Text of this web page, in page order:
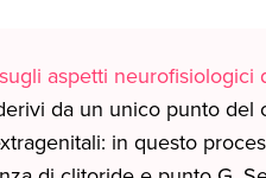
aspetti neurofisiologici
da un unico punto del
in questo